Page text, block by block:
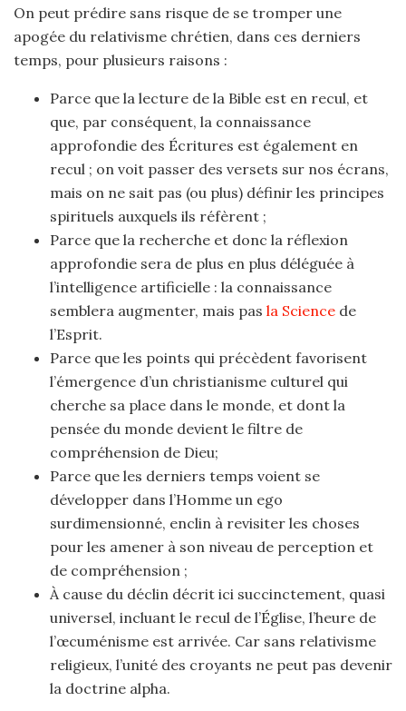
On peut prédire sans risque de se tromper une
apogée du relativisme chrétien, dans ces derniers
temps, pour plusieurs raisons :
Parce que la lecture de la Bible est en recul, et
que, par conséquent, la connaissance
approfondie des Écritures est également en
recul ; on voit passer des versets sur nos écrans,
mais on ne sait pas (ou plus) définir les principes
spirituels auxquels ils réfèrent ;
Parce que la recherche et donc la réflexion
approfondie sera de plus en plus déléguée à
l’intelligence artificielle : la connaissance
semblera augmenter, mais pas la Science de
l’Esprit.
Parce que les points qui précèdent favorisent
l’émergence d’un christianisme culturel qui
cherche sa place dans le monde, et dont la
pensée du monde devient le filtre de
compréhension de Dieu;
Parce que les derniers temps voient se
développer dans l’Homme un ego
surdimensionné, enclin à revisiter les choses
pour les amener à son niveau de perception et
de compréhension ;
À cause du déclin décrit ici succinctement, quasi
universel, incluant le recul de l’Église, l’heure de
l’œcuménisme est arrivée. Car sans relativisme
religieux, l’unité des croyants ne peut pas devenir
la doctrine alpha.